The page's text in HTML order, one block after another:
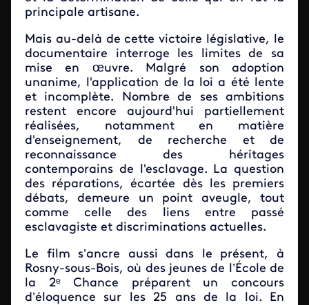
principale artisane.
Mais au-delà de cette victoire législative, le
documentaire interroge les limites de sa
mise en œuvre. Malgré son adoption
unanime, l'application de la loi a été lente
et incomplète. Nombre de ses ambitions
restent encore aujourd'hui partiellement
réalisées, notamment en matière
d'enseignement, de recherche et de
reconnaissance des héritages
contemporains de l'esclavage. La question
des réparations, écartée dès les premiers
débats, demeure un point aveugle, tout
comme celle des liens entre passé
esclavagiste et discriminations actuelles.
Le film s’ancre aussi dans le présent, à
Rosny-sous-Bois, où des jeunes de l’École de
la 2ᵉ Chance préparent un concours
d’éloquence sur les 25 ans de la loi. En